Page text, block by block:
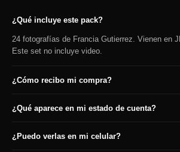
¿Qué incluye este pack?
24 fotografías de Francia Gutierrez. Vienen en
Este set no incluye video.
¿Cómo recibo mi compra?
¿Qué aparece en mi estado de cuenta?
¿Puedo verlas en mi celular?